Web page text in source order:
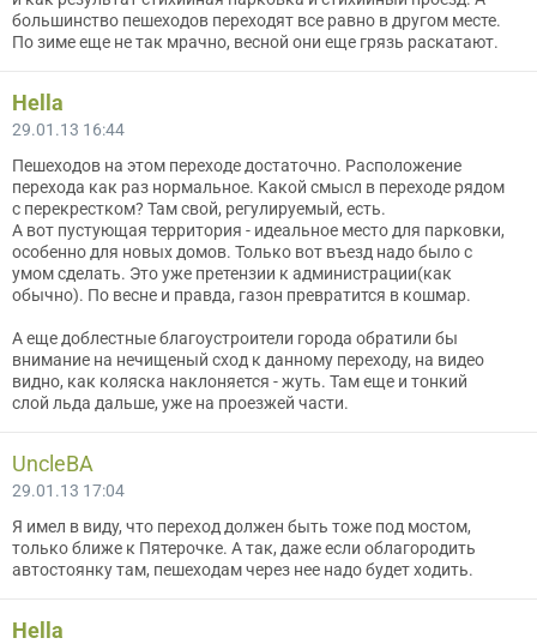
большинство пешеходов переходят все равно в другом месте.
По зиме еще не так мрачно, весной они еще грязь раскатают.
Hella
29.01.13 16:44
Пешеходов на этом переходе достаточно. Расположение
перехода как раз нормальное. Какой смысл в переходе рядом
с перекрестком? Там свой, регулируемый, есть.
А вот пустующая территория - идеальное место для парковки,
особенно для новых домов. Только вот въезд надо было с
умом сделать. Это уже претензии к администрации(как
обычно). По весне и правда, газон превратится в кошмар.
А еще доблестные благоустроители города обратили бы
внимание на нечищеный сход к данному переходу, на видео
видно, как коляска наклоняется - жуть. Там еще и тонкий
слой льда дальше, уже на проезжей части.
UncleBA
29.01.13 17:04
Я имел в виду, что переход должен быть тоже под мостом,
только ближе к Пятерочке. А так, даже если облагородить
автостоянку там, пешеходам через нее надо будет ходить.
Hella